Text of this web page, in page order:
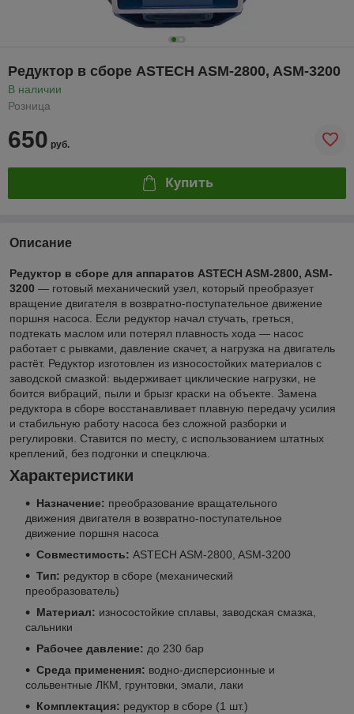
Редуктор в сборе ASTECH ASM-2800, ASM-3200
В наличии
Розница
650 руб.
Купить
Описание
Редуктор в сборе для аппаратов ASTECH ASM-2800, ASM-
3200 — готовый механический узел, который преобразует
вращение двигателя в возвратно-поступательное движение
поршня насоса. Если редуктор начал стучать, греться,
подтекать маслом или потерял плавность хода — насос
работает с рывками, давление скачет, а нагрузка на двигатель
растёт. Редуктор изготовлен из износостойких материалов с
заводской смазкой: выдерживает циклические нагрузки, не
боится вибраций, пыли и брызг краски на объекте. Замена
редуктора в сборе восстанавливает плавную передачу усилия
и стабильную работу насоса без сложной разборки и
регулировки. Ставится по месту, с использованием штатных
креплений, без подгонки и спецключа.
Характеристики
Назначение: преобразование вращательного
движения двигателя в возвратно-поступательное
движение поршня насоса
Совместимость: ASTECH ASM-2800, ASM-3200
Тип: редуктор в сборе (механический
преобразователь)
Материал: износостойкие сплавы, заводская смазка,
сальники
Рабочее давление: до 230 бар
Среда применения: водно-дисперсионные и
сольвентные ЛКМ, грунтовки, эмали, лаки
Комплектация: редуктор в сборе (1 шт.)